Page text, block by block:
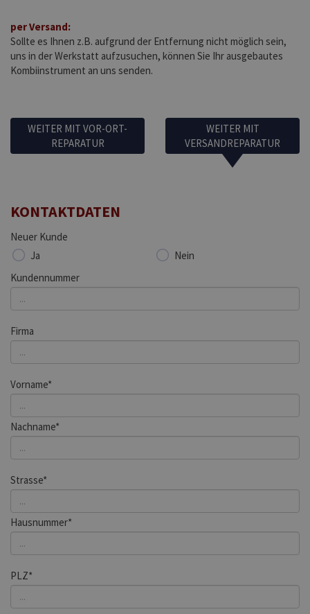
per Versand:
Sollte es Ihnen z.B. aufgrund der Entfernung nicht möglich sein,
uns in der Werkstatt aufzusuchen, können Sie Ihr ausgebautes
Kombiinstrument an uns senden.
WEITER MIT VOR-ORT-
REPARATUR
WEITER MIT
VERSANDREPARATUR
KONTAKTDATEN
Neuer Kunde
Ja
Nein
Kundennummer
Firma
Vorname*
Nachname*
Strasse*
Hausnummer*
PLZ*